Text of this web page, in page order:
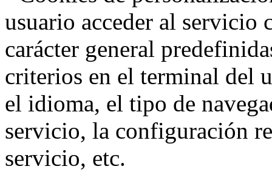
usuario acceder al servicio
carácter general
criterios en el terminal del
el idioma, el tipo de
servicio, la configuración
servicio, etc.